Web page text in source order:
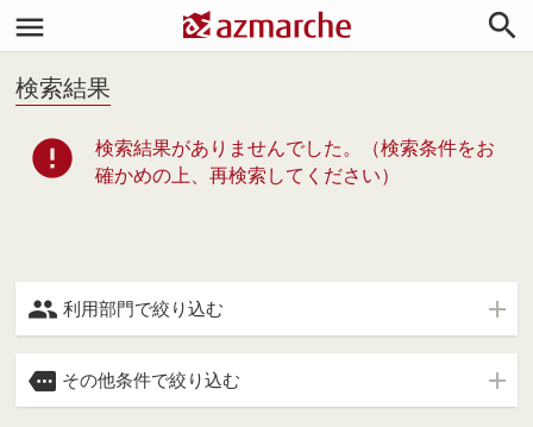


検索結果
error
検索結果がありませんでした。（検索条件をお
確かめの上、再検索してください）
 利用部門で絞り込む
 その他条件で絞り込む